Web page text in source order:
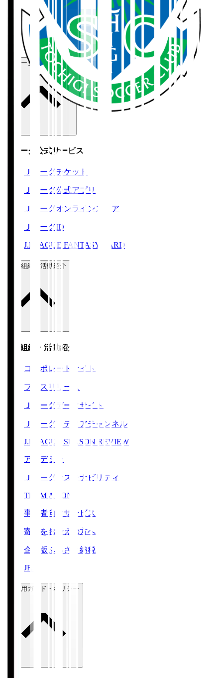
ホーム
栃木ＳＣ
>
田代 琉我
Ｊリーグ公式サービス
Ｊリーグ公式サービス
Ｊリーグチケット
Ｊリーグ公式アプリ
Ｊリーグオンラインストア
ＪリーグID
J.LEAGUE FANTASY CARD
運営組織・活動紹介
運営組織・活動紹介
コーポレートサイト
プレスリリース
Ｊリーグデータサイト
Ｊリーグメディアチャンネル
J.LEAGUE SEASON REVIEW
アカデミー
Ｊリーグサステナビリティ
TEAM AS ONE
事業者向けサービス
寄附をお考えの方へ
企業版ふるさと納税
JFA
ご利用ガイド・ポリシー